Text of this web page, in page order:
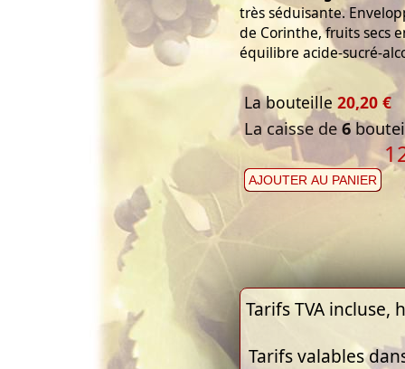
très séduisante.
de Corinthe, fruits secs
équilibre acide-sucré-
La bouteille 20,20 €
La caisse de 6
AJOUTER AU PANIER
Tarifs TVA
Tarifs valables